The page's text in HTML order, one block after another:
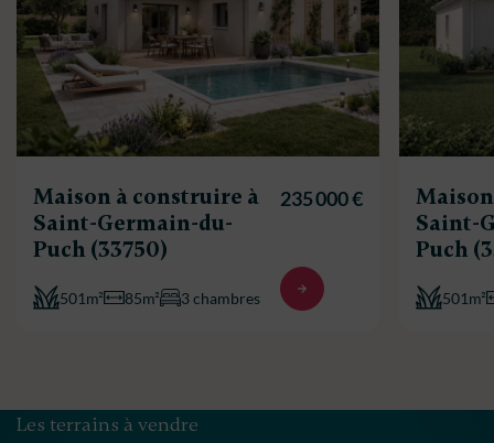
Maison à construire à
Saint-Germain-du-
Puch (33750)
501m² 85m² 3 chambres
235 000 €
Saint-
Puch
501m²
Les terrains à vendre